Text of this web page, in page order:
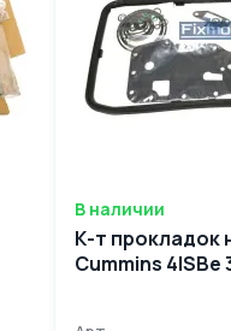
В наличии
К-т прокладок
Cummins 4ISBe